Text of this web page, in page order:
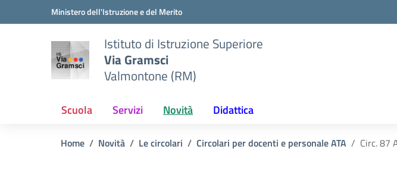
Vai ai contenuti
Vai al menu di navigazioneMinistero dell'Istruzione e del Merito
Istituto di Istruzione Superiore
Via Gramsci
Valmontone (RM)
Scuola Servizi Novità Didattica
Home Novità Le circolari Circolari per docenti e personale ATA Circ. 87